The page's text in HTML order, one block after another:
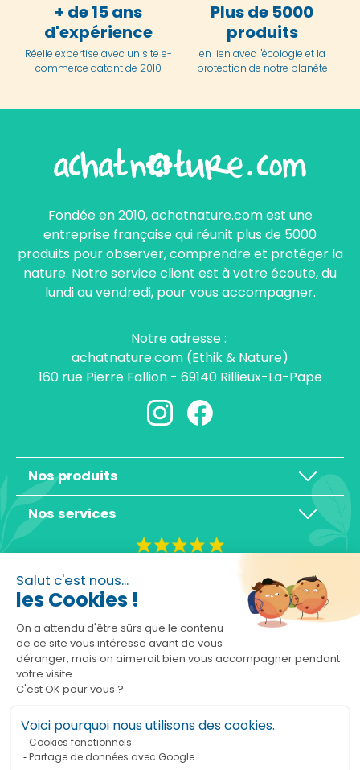
Salut c'est nous...
les Cookies !
On a attendu d'être sûrs que le contenu
de ce site vous intéresse avant de vous
déranger, mais on aimerait bien vous accompagner pendant
votre visite...
C'est OK pour vous ?
Voici pourquoi nous utilisons des cookies.
Cookies fonctionnels
Partage de données avec Google
+ de 15 ans
d'expérience
Réelle expertise avec un site e-
commerce datant de 2010
Plus de 5000
produits
en lien avec l'écologie et la
protection de notre planète
Fondée en 2010, achatnature.com est une
entreprise française qui réunit plus de 5000
produits pour observer, comprendre et protéger la
nature. Notre service client est à votre écoute, du
lundi au vendredi, pour vous accompagner.
Notre adresse :
achatnature.com (Ethik & Nature)
160 rue Pierre Fallion - 69140 Rillieux-La-Pape
Nos produits
Nos services